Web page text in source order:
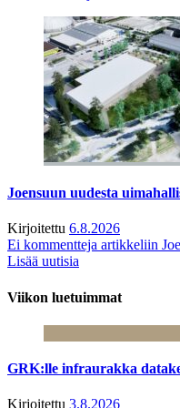
Joensuun uudesta
Kirjoitettu 6.8.2026
Ei kommentteja artikkeliin
Lisää uutisia
Viikon luetuimmat
GRK:lle infraurakka
Kirjoitettu 3.8.2026